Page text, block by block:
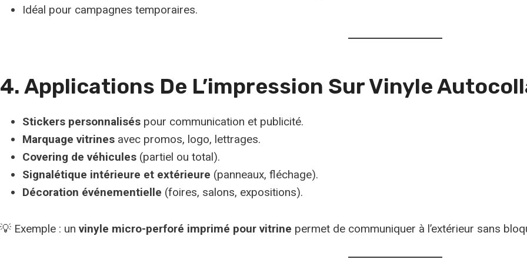
Idéal pour campagnes temporaires.
4. Applications De L’impression Sur Vinyle
Stickers personnalisés pour communication et publicité.
Marquage vitrines avec promos, logo, lettrages.
Covering de véhicules (partiel ou total).
Signalétique intérieure et extérieure (panneaux, fléchage).
Décoration événementielle (foires, salons, expositions).
💡 Exemple : un vinyle micro-perforé imprimé pour vitrine permet de communiquer à l’extérieur sans